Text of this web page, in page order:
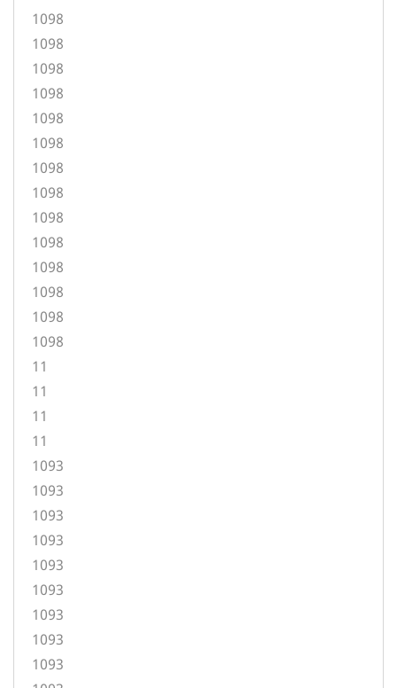
1098
1098
1098
1098
1098
1098
1098
1098
1098
1098
1098
1098
1098
1098
11
11
11
11
1093
1093
1093
1093
1093
1093
1093
1093
1093